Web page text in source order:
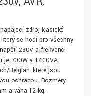
zdroj klasické
se hodí pro všechny
230V a frekvenci
je 700W a 1400VA.
Belgian, které jsou
ochranou. Rozměry
a váha 12 kg.